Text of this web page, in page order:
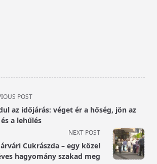
POST
az időjárás: véget ér a hőség, jön az
a lehűlés
NEXT POST
Cukrászda – egy közel
hagyomány szakad meg